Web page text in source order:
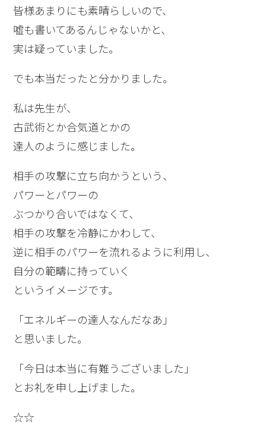
皆様あまりにも素晴らしいので、
嘘も書いてあるんじゃないかと、
実は疑っていました。
でも本当だったと分かりました。
私は先生が、
古武術とか合気道とかの
達人のように感じました。
相手の攻撃に立ち向かうという、
パワーとパワーの
ぶつかり合いではなくて、
相手の攻撃を冷静にかわして、
逆に相手のパワーを流れるように利用し、
自分の範疇に持っていく
というイメージです。
「エネルギーの達人なんだなあ」
と思いました。
「今日は本当に有難うございました」
とお礼を申し上げました。
☆☆